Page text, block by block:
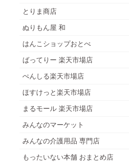
とりま商店
ぬりもん屋 和
はんこショップおとべ
ばってりー 楽天市場店
ぺんしる楽天市場店
ほすけっと楽天市場店
まるモール 楽天市場店
みんなのマーケット
みんなの介護用品 専門店
もったいない本舗 おまとめ店